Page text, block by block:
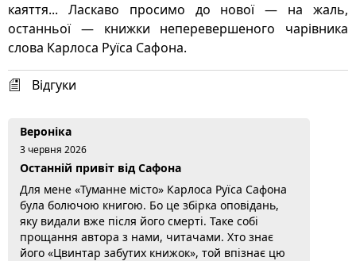
каяття... Ласкаво просимо до нової — на жаль,
останньої — книжки неперевершеного чарівника
слова Карлоса Руїса Сафона.
Відгуки
Вероніка
3 червня 2026
Останній привіт від Сафона
Для мене «Туманне місто» Карлоса Руїса Сафона
була болючою книгою. Бо це збірка оповідань,
яку видали вже після його смерті. Таке собі
прощання автора з нами, читачами. Хто знає
його «Цвинтар забутих книжок», той впізнає цю